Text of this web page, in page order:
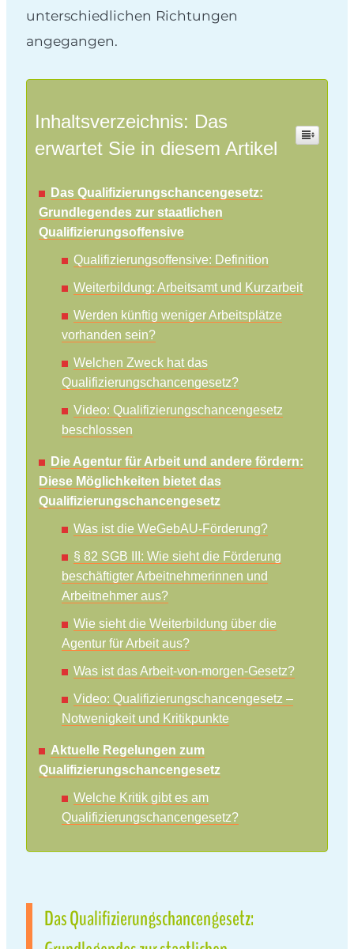
unterschiedlichen Richtungen
angegangen.
Inhaltsverzeichnis: Das
erwartet Sie in diesem Artikel
Das Qualifizierungschancengesetz:
Grundlegendes zur staatlichen
Qualifizierungsoffensive
Qualifizierungsoffensive: Definition
Weiterbildung: Arbeitsamt und Kurzarbeit
Werden künftig weniger Arbeitsplätze
vorhanden sein?
Welchen Zweck hat das
Qualifizierungschancengesetz?
Video: Qualifizierungschancengesetz
beschlossen
Die Agentur für Arbeit und andere fördern:
Diese Möglichkeiten bietet das
Qualifizierungschancengesetz
Was ist die WeGebAU-Förderung?
§ 82 SGB III: Wie sieht die Förderung
beschäftigter Arbeitnehmerinnen und
Arbeitnehmer aus?
Wie sieht die Weiterbildung über die
Agentur für Arbeit aus?
Was ist das Arbeit-von-morgen-Gesetz?
Video: Qualifizierungschancengesetz –
Notwenigkeit und Kritikpunkte
Aktuelle Regelungen zum
Qualifizierungschancengesetz
Welche Kritik gibt es am
Qualifizierungschancengesetz?
Das Qualifizierungschancengesetz: